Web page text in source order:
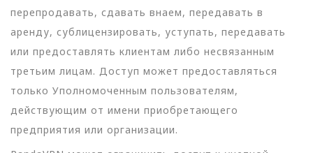
перепродавать, сдавать внаем, передавать в
аренду, сублицензировать, уступать, передавать
или предоставлять клиентам либо несвязанным
третьим лицам. Доступ может предоставляться
только Уполномоченным пользователям,
действующим от имени приобретающего
предприятия или организации.